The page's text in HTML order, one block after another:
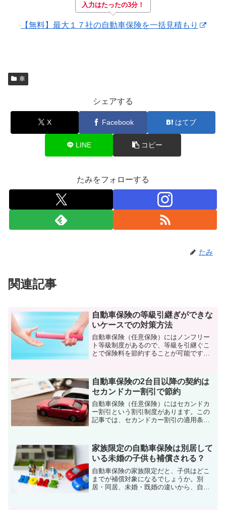
入力はたったの3分！
【無料】最大１７社の自動車保険を一括見積もり
車
シェアする
X Facebook はてブ
LINE コピー
たみをフォローする
たみ
関連記事
自動車保険の等級引継ぎができな
いケースでの対策方法
自動車保険（任意保険）にはノンフリー
ト等級制度があるので、等級を引継ぐこ
とで保険料を節約することが可能です
車保険の等級引継ぎができないケース
と、その対策方法について解説していき
ます。
自動車保険の2台目以降の契約は
セカンドカー割引で節約
自動車保険（任意保険）にはセカンドカ
ー割引という割引制度があります。この
記事では、セカンドカー割引の適用条件
す。
家族限定の自動車保険は別居して
いる未婚の子供も補償される？
自動車保険の家族限定だと、子供はどこ
までが補償対象になるでしょうか。別
居・同居、未婚・既婚の違いから、自動